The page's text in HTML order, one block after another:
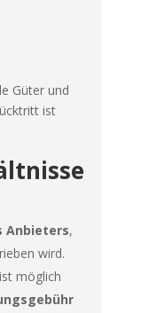
Güter und
ist
Anbieters,
wird.
möglich